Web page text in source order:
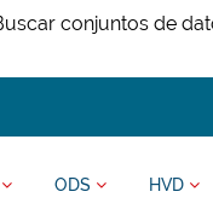
ODS HVD